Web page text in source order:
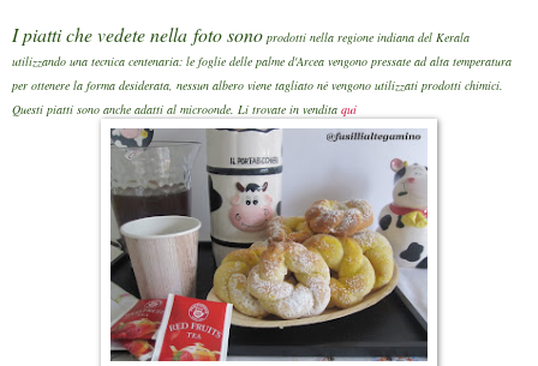
I piatti che vedete nella foto sono prodotti nella regione indiana del Kerala
utilizzando una tecnica centenaria: le foglie delle palme d'Arcea vengono pressate ad alta temperatura
per ottenere la forma desiderata, nessun albero viene tagliato né vengono utilizzati prodotti chimici.
Questi piatti sono anche adatti al microonde. Li trovate in vendita qui